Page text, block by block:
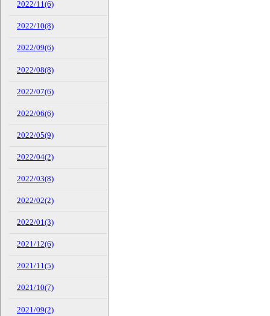
2022/11(6)
2022/10(8)
2022/09(6)
2022/08(8)
2022/07(6)
2022/06(6)
2022/05(9)
2022/04(2)
2022/03(8)
2022/02(2)
2022/01(3)
2021/12(6)
2021/11(5)
2021/10(7)
2021/09(2)